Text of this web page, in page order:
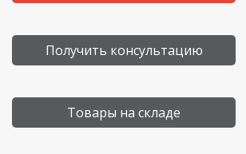
Получить консультацию
Товары на складе